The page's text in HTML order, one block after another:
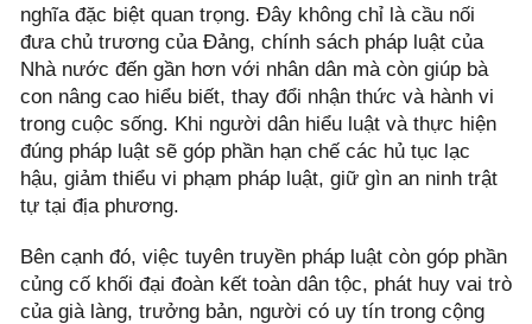
nghĩa đặc biệt quan trọng. Đây không chỉ là cầu nối
đưa chủ trương của Đảng, chính sách pháp luật của
Nhà nước đến gần hơn với nhân dân mà còn giúp bà
con nâng cao hiểu biết, thay đổi nhận thức và hành vi
trong cuộc sống. Khi người dân hiểu luật và thực hiện
đúng pháp luật sẽ góp phần hạn chế các hủ tục lạc
hậu, giảm thiểu vi phạm pháp luật, giữ gìn an ninh trật
tự tại địa phương.
Bên cạnh đó, việc tuyên truyền pháp luật còn góp phần
củng cố khối đại đoàn kết toàn dân tộc, phát huy vai trò
của già làng, trưởng bản, người có uy tín trong cộng